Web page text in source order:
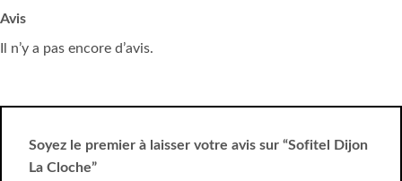
Avis
Il n’y a pas encore d’avis.
Soyez le premier à laisser votre avis sur “Sofitel Dijon
La Cloche”